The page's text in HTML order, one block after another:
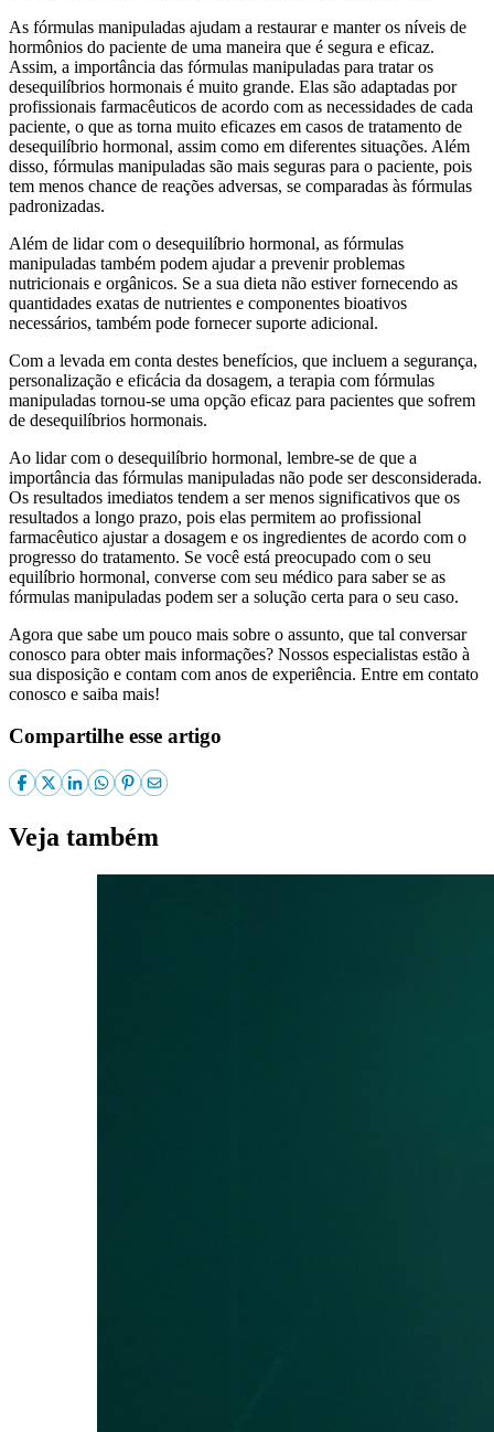
As fórmulas manipuladas ajudam a restaurar e manter os níveis de
hormônios do paciente de uma maneira que é segura e eficaz.
Assim, a importância das fórmulas manipuladas para tratar os
desequilíbrios hormonais é muito grande. Elas são adaptadas por
profissionais farmacêuticos de acordo com as necessidades de cada
paciente, o que as torna muito eficazes em casos de tratamento de
desequilíbrio hormonal, assim como em diferentes situações. Além
disso, fórmulas manipuladas são mais seguras para o paciente, pois
tem menos chance de reações adversas, se comparadas às fórmulas
padronizadas.
Além de lidar com o desequilíbrio hormonal, as fórmulas
manipuladas também podem ajudar a prevenir problemas
nutricionais e orgânicos. Se a sua dieta não estiver fornecendo as
quantidades exatas de nutrientes e componentes bioativos
necessários, também pode fornecer suporte adicional.
Com a levada em conta destes benefícios, que incluem a segurança,
personalização e eficácia da dosagem, a terapia com fórmulas
manipuladas tornou-se uma opção eficaz para pacientes que sofrem
de desequilíbrios hormonais.
Ao lidar com o desequilíbrio hormonal, lembre-se de que a
importância das fórmulas manipuladas não pode ser desconsiderada.
Os resultados imediatos tendem a ser menos significativos que os
resultados a longo prazo, pois elas permitem ao profissional
farmacêutico ajustar a dosagem e os ingredientes de acordo com o
progresso do tratamento. Se você está preocupado com o seu
equilíbrio hormonal, converse com seu médico para saber se as
fórmulas manipuladas podem ser a solução certa para o seu caso.
Agora que sabe um pouco mais sobre o assunto, que tal conversar
conosco para obter mais informações? Nossos especialistas estão à
sua disposição e contam com anos de experiência. Entre em contato
conosco e saiba mais!
Compartilhe esse artigo
Veja também